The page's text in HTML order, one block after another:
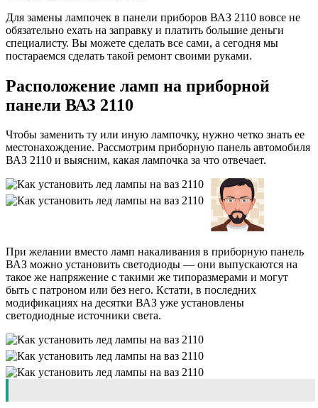
Для замены лампочек в панели приборов ВАЗ 2110 вовсе не
обязательно ехать на заправку и платить большие деньги
специалисту. Вы можете сделать все сами, а сегодня мы
постараемся сделать такой ремонт своими руками.
Расположение ламп на приборной
панели ВАЗ 2110
Чтобы заменить ту или иную лампочку, нужно четко знать ее
местонахождение. Рассмотрим приборную панель автомобиля
ВАЗ 2110 и выясним, какая лампочка за что отвечает.
При желании вместо ламп накаливания в приборную панель
ВАЗ можно установить светодиоды — они выпускаются на
такое же напряжение с такими же типоразмерами и могут
быть с патроном или без него. Кстати, в последних
модификациях на десятки ВАЗ уже установлены
светодиодные источники света.